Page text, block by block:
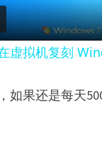
a
V
虚拟机复刻
如果还是每天